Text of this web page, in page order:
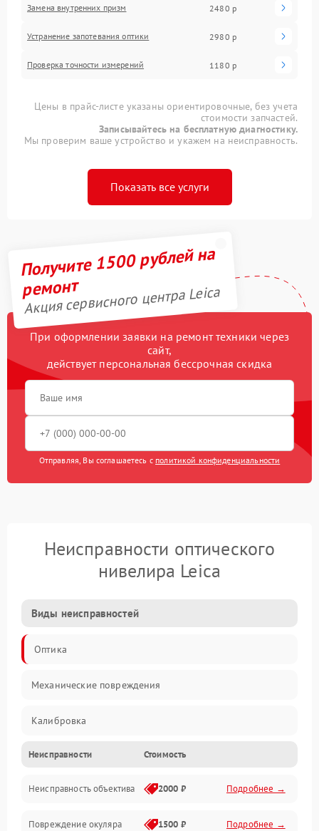
Замена внутренних призм 2480 р
Устранение запотевания оптики 2980 р
Проверка точности измерений 1180 р
Цены в прайс-листе указаны ориентировочные, без учета
стоимости запчастей.
Записывайтесь на бесплатную диагностику.
Мы проверим ваше устройство и укажем на неисправность.
Показать все услуги
Получите 1500 рублей на
ремонт
Акция сервисного центра Leica
При оформлении заявки на ремонт техники через
сайт,
действует персональная бессрочная скидка
Отправляя, Вы соглашаетесь с политикой конфиденциальности
Неисправности оптического
нивелира Leica
Виды неисправностей
Оптика
Механические повреждения
Калибровка
Механика
Электропитание
Электроника
Неисправности Стоимость
Неисправность объектива 2000 ₽ Подробнее →
Повреждение окуляра 1500 ₽ Подробнее →